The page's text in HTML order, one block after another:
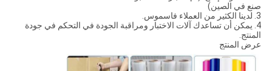
صنع في الصين)
3. لدينا الكثير من العملاء فاسموس.
4. يمكن أن تساعدك آلات الاختبار ومراقبة الجودة في التحكم في جودة
المنتج.
عرض المنتج